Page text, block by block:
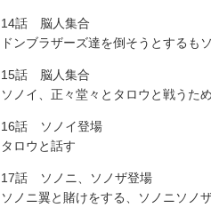
14話 脳人集合
ドンブラザーズ達を倒そうとするも
15話 脳人集合
ソノイ、正々堂々とタロウと戦うた
16話 ソノイ登場
タロウと話す
17話 ソノニ、ソノザ登場
ソノニ翼と賭けをする、ソノニソノ